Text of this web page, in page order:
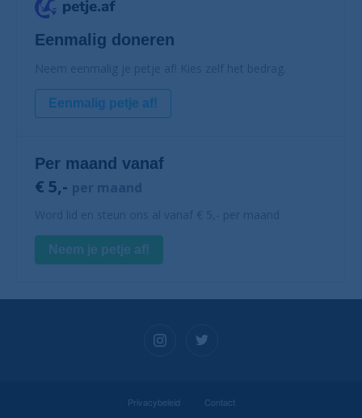
Eenmalig doneren
Neem eenmalig je petje af! Kies zelf het bedrag.
Eenmalig petje af!
Per maand vanaf
€ 5,- per maand
Word lid en steun ons al vanaf € 5,- per maand
Neem je petje af!
Privacybeleid Contact